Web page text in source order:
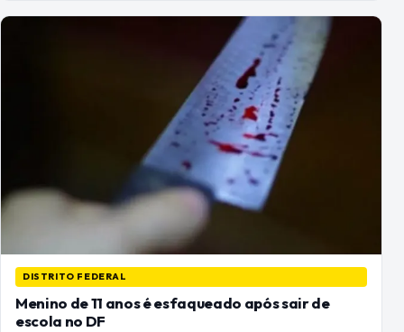
DISTRITO FEDERAL
Menino de 11 anos é esfaqueado após sair de
escola no DF